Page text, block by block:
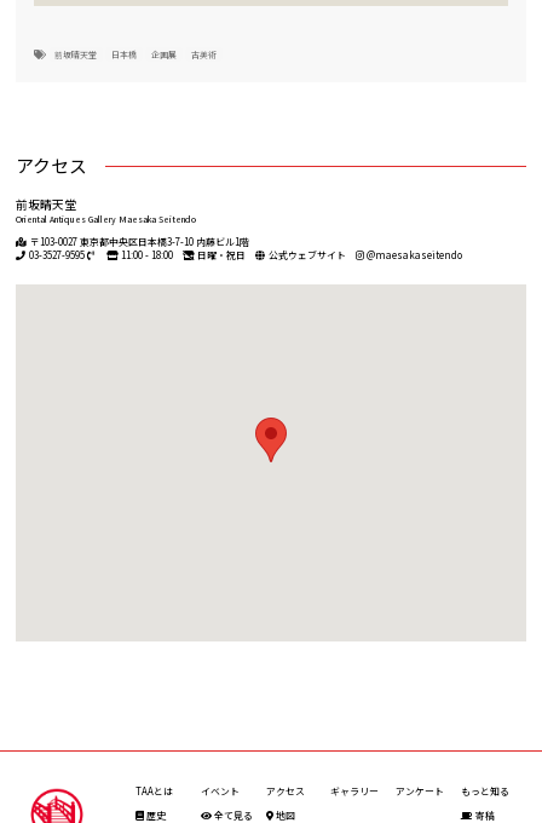
前坂晴天堂 日本橋 企画展 古美術
アクセス
前坂晴天堂
Oriental Antiques Gallery Maesaka Seitendo
〒103-0027 東京都中央区日本橋3-7-10 内藤ビル1階
03-3527-9595
11:00 - 18:00 日曜・祝日 公式ウェブサイト @maesakaseitendo
TAAとは
歴史
イベント
全て見る
アクセス
地図
ギャラリー アンケート
もっと知る
寄稿